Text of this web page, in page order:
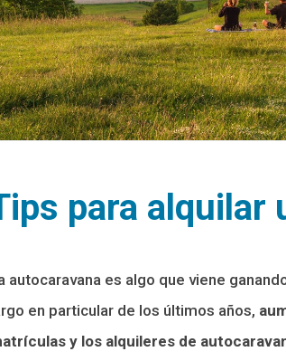
para alquilar
autocaravana es algo que viene
en particular de los últimos años,
y los alquileres de